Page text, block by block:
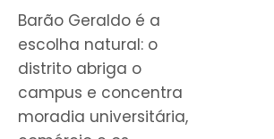
Barão Geraldo é a
escolha natural: o
distrito abriga o
campus e concentra
moradia universitária,